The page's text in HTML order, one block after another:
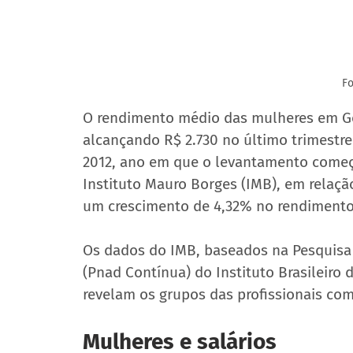
O rendimento médio das mulheres em
alcançando R$ 2.730 no último
2012, ano em que o levantamento
Instituto Mauro Borges (IMB), em
um crescimento de 4,32% no
Os dados do IMB, baseados na
(Pnad Contínua) do Instituto Brasileiro
revelam os grupos das profissionais
Mulheres e salários